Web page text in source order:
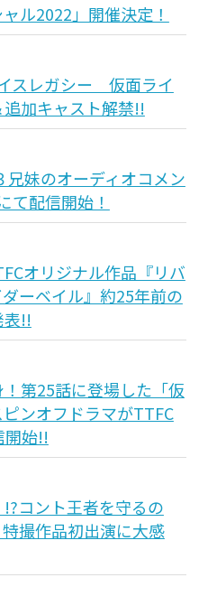
ル2022」開催決定！
スレガシー 仮面ライ
加キャスト解禁!!
妹のオーディオコメン
て配信開始！
オリジナル作品『リバ
ーベイル』約25年前の
表!!
第25話に登場した「仮
ンオフドラマがTTFC
開始!!
!?コント王者を守るの
撮作品初出演に大感